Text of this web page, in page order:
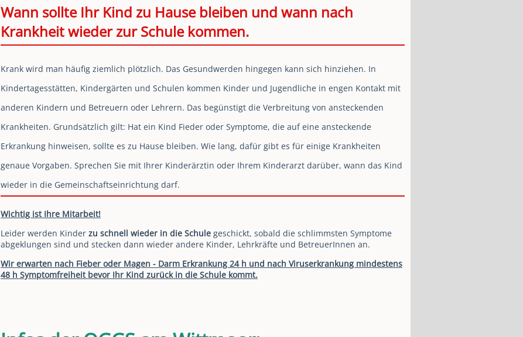
Wann sollte Ihr Kind zu Hause bleiben und wann nach
Krankheit wieder zur Schule kommen.
Krank wird man häufig ziemlich plötzlich. Das Gesundwerden hingegen kann sich hinziehen. In
Kindertagesstätten, Kindergärten und Schulen kommen Kinder und Jugendliche in engen Kontakt mit
anderen Kindern und Betreuern oder Lehrern. Das begünstigt die Verbreitung von ansteckenden
Krankheiten. Grundsätzlich gilt: Hat ein Kind Fieder oder Symptome, die auf eine ansteckende
Erkrankung hinweisen, sollte es zu Hause bleiben. Wie lang, dafür gibt es für einige Krankheiten
genaue Vorgaben. Sprechen Sie mit Ihrer Kinderärztin oder Ihrem Kinderarzt darüber, wann das Kind
wieder in die Gemeinschaftseinrichtung darf.
Wichtig ist Ihre Mitarbeit!
Leider werden Kinder zu schnell wieder in die Schule geschickt, sobald die schlimmsten Symptome
abgeklungen sind und stecken dann wieder andere Kinder, Lehrkräfte und BetreuerInnen an.
Wir erwarten nach Fieber oder Magen - Darm Erkrankung 24 h und nach Viruserkrankung mindestens
48 h Symptomfreiheit bevor Ihr Kind zurück in die Schule kommt.